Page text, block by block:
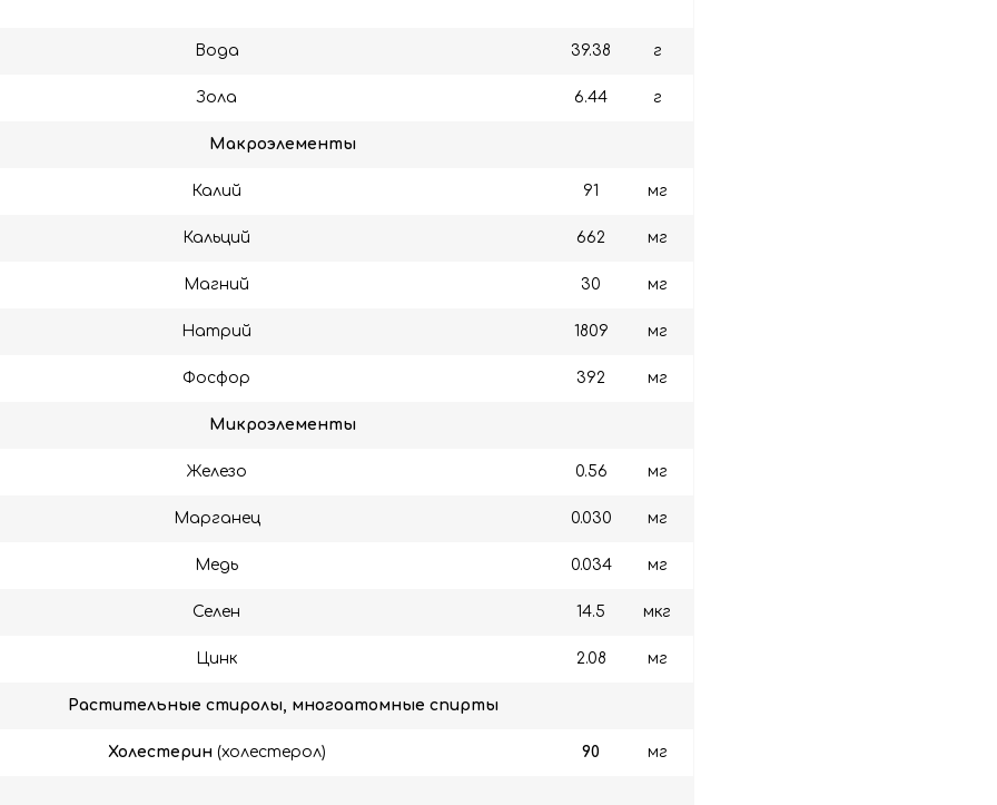
Вода 39.38 г
Зола 6.44 г
Макроэлементы
Калий 91 мг
Кальций 662 мг
Магний 30 мг
Натрий 1809 мг
Фосфор 392 мг
Микроэлементы
Железо 0.56 мг
Марганец 0.030 мг
Медь 0.034 мг
Селен 14.5 мкг
Цинк 2.08 мг
Растительные стиролы, многоатомные спирты
Холестерин(холестерол) 90 мг